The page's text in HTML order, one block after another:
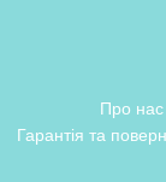
Про нас
Гарантія та